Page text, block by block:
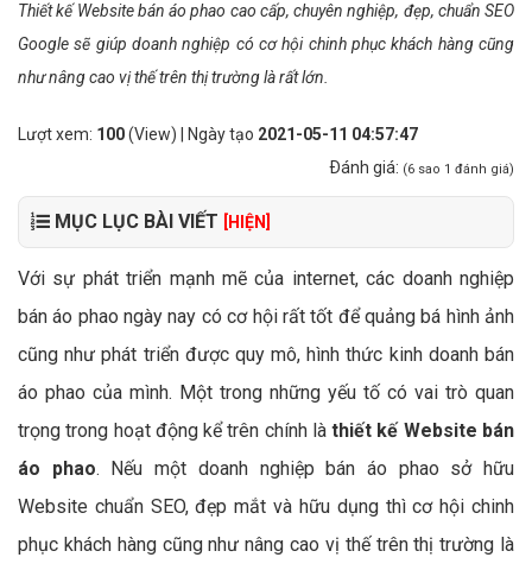
Thiết kế Website bán áo phao cao cấp, chuyên nghiệp, đẹp, chuẩn SEO
Google sẽ giúp doanh nghiệp có cơ hội chinh phục khách hàng cũng
như nâng cao vị thế trên thị trường là rất lớn.
Lượt xem: 100(View) | Ngày tạo 2021-05-11 04:57:47
Ðánh giá: (6 sao 1 đánh giá)
MỤC LỤC BÀI VIẾT [HIỆN]
Với sự phát triển mạnh mẽ của internet, các doanh nghiệp
bán áo phao ngày nay có cơ hội rất tốt để quảng bá hình ảnh
cũng như phát triển được quy mô, hình thức kinh doanh bán
áo phao của mình. Một trong những yếu tố có vai trò quan
trọng trong hoạt động kể trên chính làthiết kế Website bán
áo phao. Nếu một doanh nghiệp bán áo phao sở hữu
Website chuẩn SEO, đẹp mắt và hữu dụng thì cơ hội chinh
phục khách hàng cũng như nâng cao vị thế trên thị trường là